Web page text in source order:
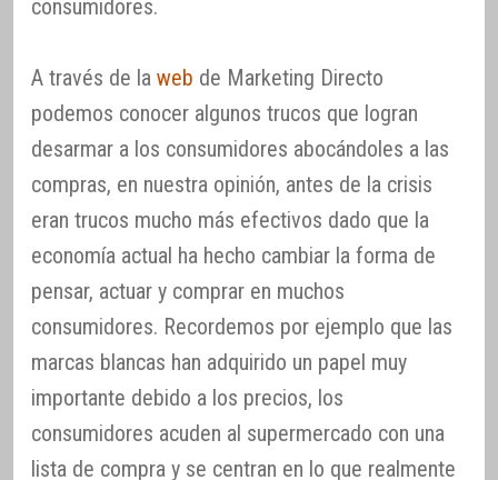
consumidores.
A través de la web de Marketing Directo
podemos conocer algunos trucos que logran
desarmar a los consumidores abocándoles a las
compras, en nuestra opinión, antes de la crisis
eran trucos mucho más efectivos dado que la
economía actual ha hecho cambiar la forma de
pensar, actuar y comprar en muchos
consumidores. Recordemos por ejemplo que las
marcas blancas han adquirido un papel muy
importante debido a los precios, los
consumidores acuden al supermercado con una
lista de compra y se centran en lo que realmente